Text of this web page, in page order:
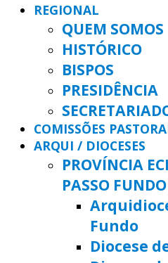
REGIONAL
QUEM SOMOS
HISTÓRICO
BISPOS
PRESIDÊNCIA
COMISSÕES
ARQUI / DIOCESES
PROVÍNCIA
PASSO FUNDO
Fundo
Diocese